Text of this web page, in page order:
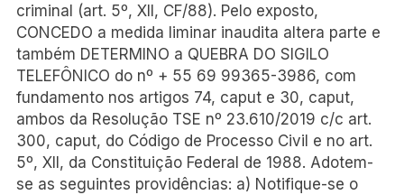
criminal (art. 5º, XII, CF/88). Pelo exposto,
CONCEDO a medida liminar inaudita altera parte e
também DETERMINO a QUEBRA DO SIGILO
TELEFÔNICO do nº + 55 69 99365-3986, com
fundamento nos artigos 74, caput e 30, caput,
ambos da Resolução TSE nº 23.610/2019 c/c art.
300, caput, do Código de Processo Civil e no art.
5º, XII, da Constituição Federal de 1988. Adotem-
se as seguintes providências: a) Notifique-se o